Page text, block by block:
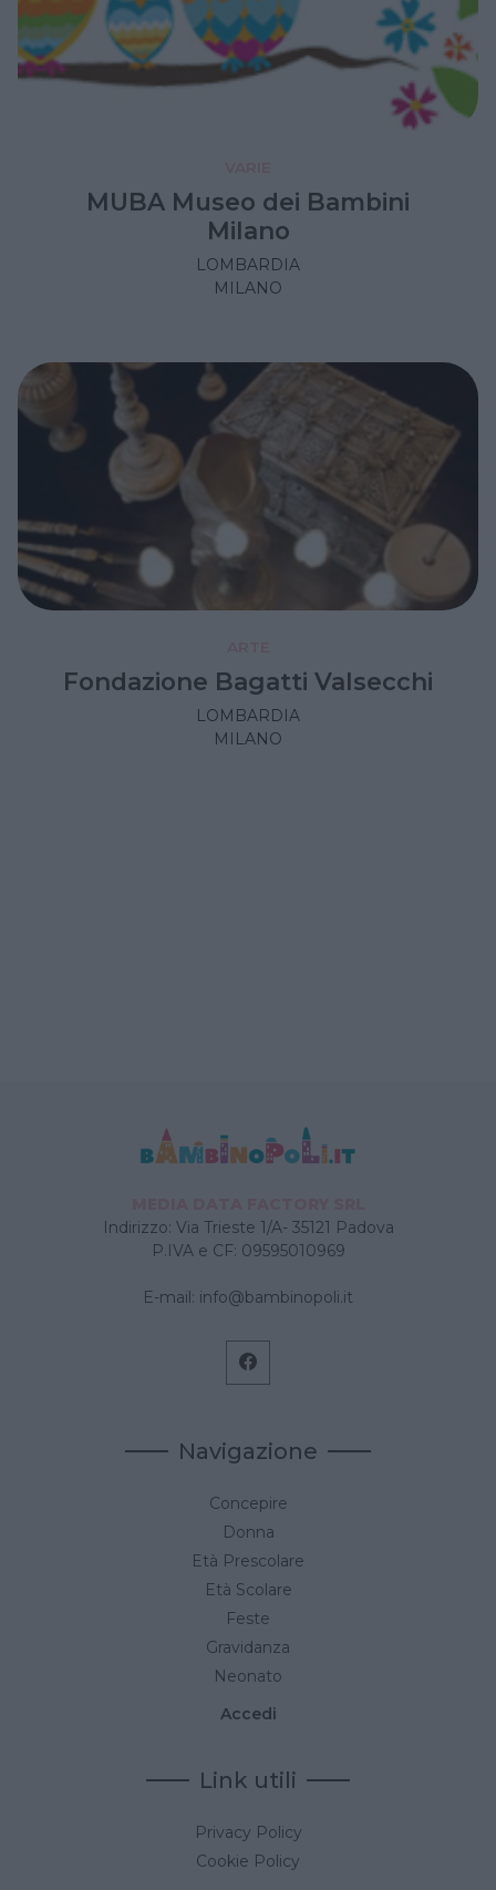
MUBA Museo dei Bambini
Milano
LOMBARDIA
MILANO
Fondazione Bagatti Valsecchi
LOMBARDIA
MILANO
Indirizzo: Via Trieste 1/A- 35121 Padova
P.IVA e CF: 09595010969
E-mail: info@bambinopoli.it
Navigazione
Concepire
Donna
Età Prescolare
Età Scolare
Feste
Gravidanza
Neonato
Accedi
Link utili
Privacy Policy
Cookie Policy